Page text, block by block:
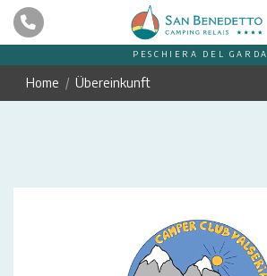
PESCHIERA DEL GARDA
Home Übereinkunft